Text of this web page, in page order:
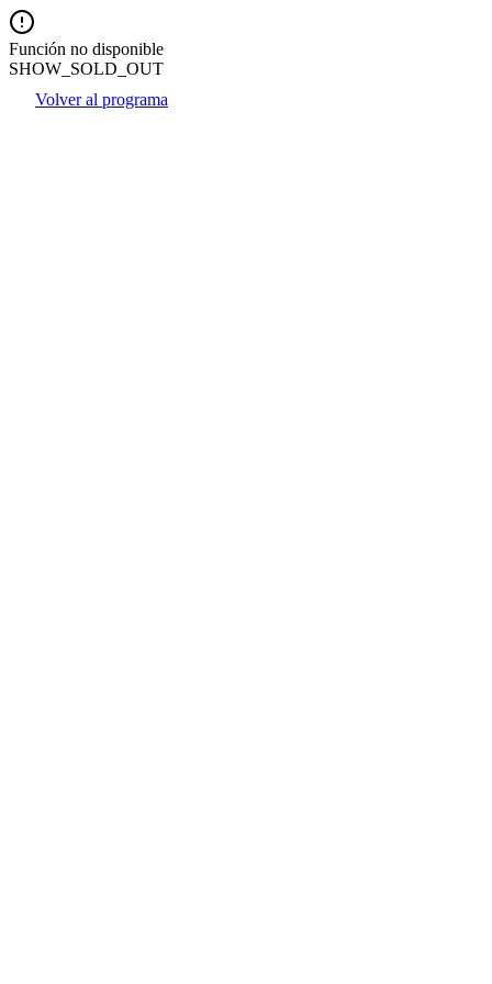
Función no disponible
SHOW_SOLD_OUT
Volver al programa